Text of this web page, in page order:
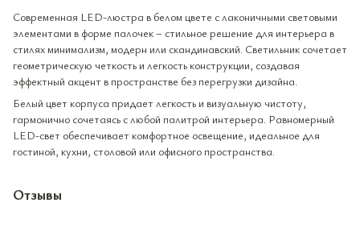
Современная LED-люстра в белом цвете с лаконичными световыми
элементами в форме палочек – стильное решение для интерьера в
стилях минимализм, модерн или скандинавский. Светильник сочетает
геометрическую четкость и легкость конструкции, создавая
эффектный акцент в пространстве без перегрузки дизайна.
Белый цвет корпуса придает легкость и визуальную чистоту,
гармонично сочетаясь с любой палитрой интерьера. Равномерный
LED-свет обеспечивает комфортное освещение, идеальное для
гостиной, кухни, столовой или офисного пространства.
Отзывы